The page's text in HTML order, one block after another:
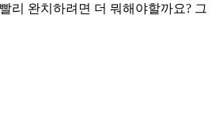
리 완치하려면 더 뭐해야할까요? 그